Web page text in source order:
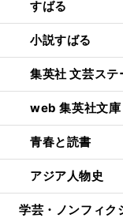
すばる
小説すばる
集英社 文芸ステ
web 集英社文庫
青春と読書
アジア人物史
学芸・ノンフィク